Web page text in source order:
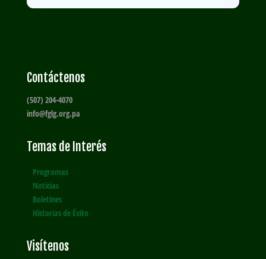
Contáctenos
(507) 204-4070
info@fglg.org.pa
Temas de Interés
Programas
Noticias
Boletines
Historias de Éxito
Visítenos